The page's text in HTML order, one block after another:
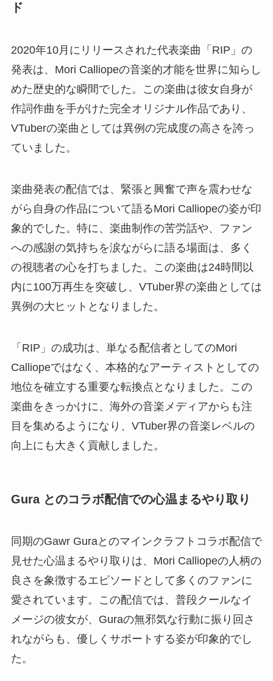
ド
2020年10月にリリースされた代表楽曲「RIP」の
発表は、Mori Calliopeの音楽的才能を世界に知らし
めた歴史的な瞬間でした。この楽曲は彼女自身が
作詞作曲を手がけた完全オリジナル作品であり、
VTuberの楽曲としては異例の完成度の高さを誇っ
ていました。
楽曲発表の配信では、緊張と興奮で声を震わせな
がら自身の作品について語るMori Calliopeの姿が印
象的でした。特に、楽曲制作の苦労話や、ファン
への感謝の気持ちを涙ながらに語る場面は、多く
の視聴者の心を打ちました。この楽曲は24時間以
内に100万再生を突破し、VTuber界の楽曲としては
異例の大ヒットとなりました。
「RIP」の成功は、単なる配信者としてのMori
Calliopeではなく、本格的なアーティストとしての
地位を確立する重要な転換点となりました。この
楽曲をきっかけに、海外の音楽メディアからも注
目を集めるようになり、VTuber界の音楽レベルの
向上にも大きく貢献しました。
Gura とのコラボ配信での心温まるやり取り
同期のGawr Guraとのマインクラフトコラボ配信で
見せた心温まるやり取りは、Mori Calliopeの人柄の
良さを象徴するエピソードとして多くのファンに
愛されています。この配信では、普段クールなイ
メージの彼女が、Guraの無邪気な行動に振り回さ
れながらも、優しくサポートする姿が印象的でし
た。